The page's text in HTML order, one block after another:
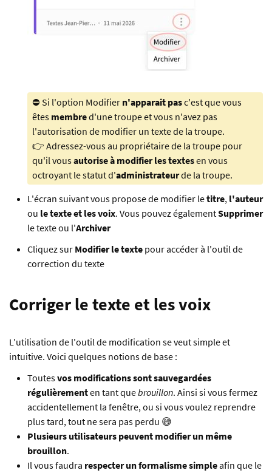
⛔️ Si l'option Modifier n'apparait pasc'est que vous
êtes membred'une troupe et vous n'avez pas
l'autorisation de modifier un texte de la troupe.
👉 Adressez-vous au propriétaire de la troupe pour
qu'il vousautorise à modifier les textesen vous
octroyant le statut d'administrateurde la troupe.
L'écran suivant vous propose de modifier letitre, l'auteur
ou le texte et les voix. Vous pouvez égalementSupprimer
le texte ou l'Archiver
Cliquez sur Modifier le texte pour accéder à l'outil de
correction du texte
Corriger le texte et les voix
L'utilisation de l'outil de modification se veut simple et
intuitive. Voici quelques notions de base :
Toutesvos modifications sont sauvegardées
régulièrementen tant quebrouillon. Ainsi si vous fermez
accidentellement la fenêtre, ou si vous voulez reprendre
plus tard, tout ne sera pas perdu 😅
Plusieurs utilisateurs peuvent modifier un même
brouillon.
Il vous faudra respecter un formalisme simpleafin que le